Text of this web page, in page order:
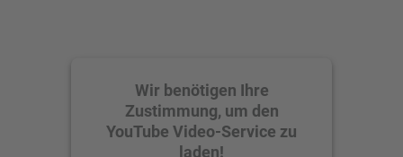
Wir benötigen Ihre
Zustimmung, um den
YouTube Video-Service zu
laden!